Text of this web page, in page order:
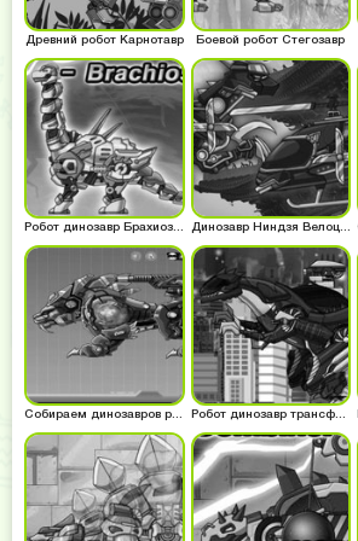
Древний робот Карнотавр Боевой робот Стегозавр
Робот динозавр Брахиозавр Динозавр Ниндзя Велоцираптор
Робот динозавр трансформер